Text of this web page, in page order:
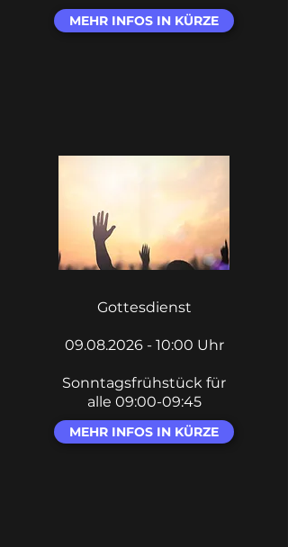
MEHR INFOS IN KÜRZE
Gottesdienst
09.08.2026 - 10:00 Uhr
Sonntagsfrühstück für
alle 09:00-09:45
MEHR INFOS IN KÜRZE